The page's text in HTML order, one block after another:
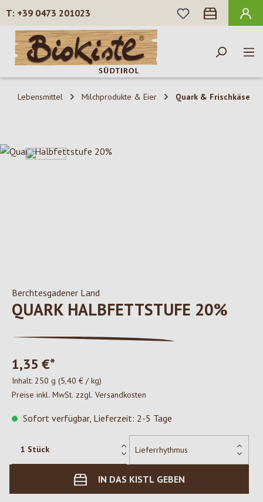
Zum Hauptinhalt springen
+39 0473 201023
DU HAST 0
Lebensmittel Milchprodukte & Eier Quark & Frischkäse
Bildergalerie überspringen
Berchtesgadener Land
QUARK HALBFETTSTUFE 20%
1,35 €*
Inhalt: 250 g (5,40 € / kg)
Preise inkl. MwSt. zzgl. Versandkosten
Sofort verfügbar, Lieferzeit: 2-5 Tage
IN DAS KISTL GEBEN